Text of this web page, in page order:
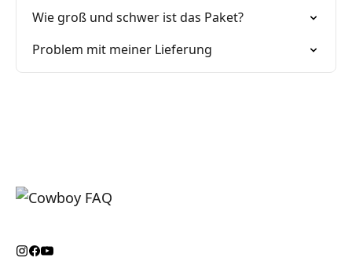
Wie groß und schwer ist das Paket?
Problem mit meiner Lieferung